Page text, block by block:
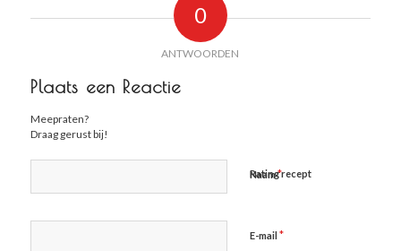
0
ANTWOORDEN
Plaats een Reactie
Meepraten?
Draag gerust bij!
Naam*
E-mail *
Rating recept